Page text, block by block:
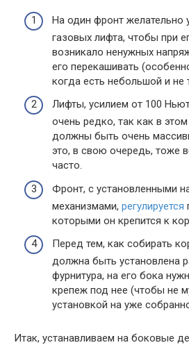
На один фронт желательно
газовых лифта, чтобы при
возникало ненужных
его перекашивать
когда есть небольшой и не
Лифты, усилием от 100
очень редко, так как в
должны быть очень
это, в свою очередь, тоже
часто.
Фронт, с установленными
механизмами, регулируется
которыми он крепится к
Перед тем, как собирать
должна быть установлена
фурнитура, на его бока
крепеж под нее (чтобы не
установкой на уже
Итак, устанавливаем на боковые